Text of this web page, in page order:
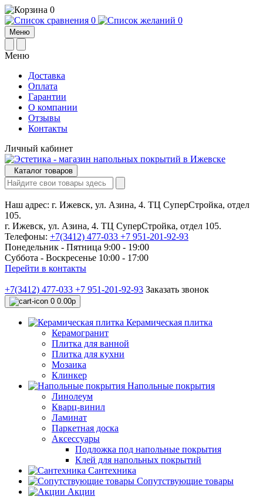
0
0
0
Меню
Меню
Доставка
Оплата
Гарантии
О компании
Отзывы
Контакты
Личный кабинет
Каталог товаров
Наш адрес: г. Ижевск, ул. Азина, 4. ТЦ СуперСтройка, отдел
105.
г. Ижевск, ул. Азина, 4. ТЦ СуперСтройка, отдел 105.
Телефоны: +7(3412) 477-033 +7 951-201-92-93
Понедельник - Пятница 9:00 - 19:00
Суббота - Воскресенье 10:00 - 17:00
Перейти в контакты
+7(3412) 477-033 +7 951-201-92-93 Заказать звонок
0 0.00р
Керамическая плитка
Керамогранит
Плитка для ванной
Плитка для кухни
Мозаика
Клинкер
Напольные покрытия
Линолеум
Кварц-винил
Ламинат
Паркетная доска
Аксессуары
Подложка под напольные покрытия
Клей для напольных покрытий
Сантехника
Сопутствующие товары
Акции